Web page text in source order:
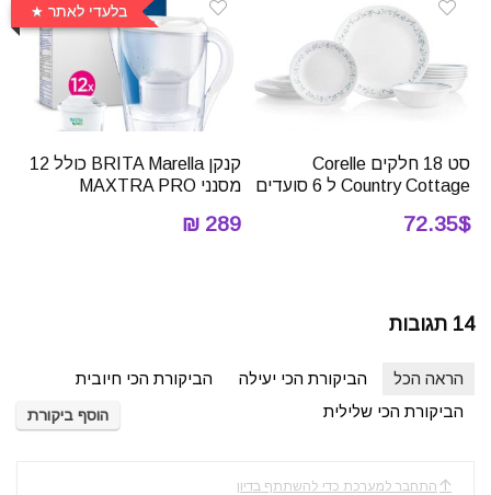
סט 18 חלקים Corelle
Country Cottage ל 6 סועדים
72.35$
בלעדי לאתר
קנקן BRITA Marella כולל 12
מסנני MAXTRA PRO
289 ₪
14 תגובות
הראה הכל הביקורת הכי יעילה
הביקורת הכי חיובית
הביקורת הכי שלילית
הוסף ביקורת
התחבר למערכת כדי להשתתף בדיון